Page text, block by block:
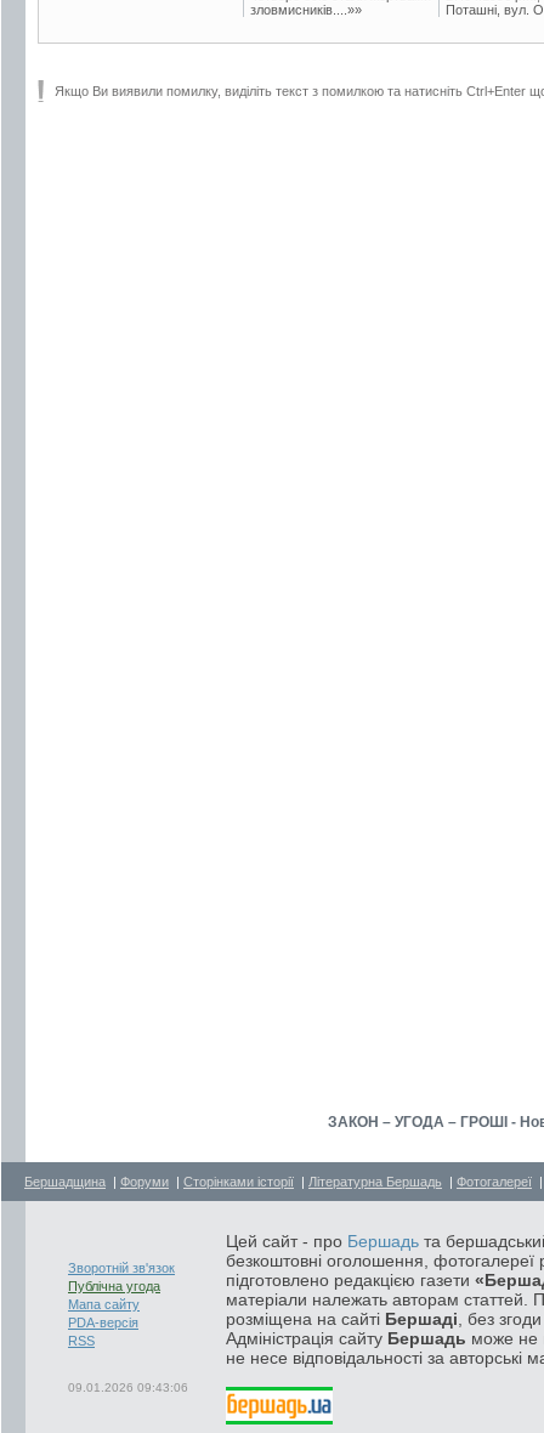
зловмисників....»»
Поташні, вул.
Якщо Ви виявили помилку, виділіть текст з помилкою та натисніть Ctrl+Enter
ЗАКОН – УГОДА – ГРОШІ -
Бершадщина | Форуми | Сторінками історії | Літературна Бершадь | Фотогалереї
Зворотній зв'язок
Публічна угода
Мапа сайту
PDA-версія
RSS
09.01.2026 09:43:06
Цей сайт - про Бершадь та
безкоштовні оголошення, фотогалереї
підготовлено редакцією газети
матеріали належать авторам статтей.
розміщена на сайті Бершаді , без
Адміністрація сайту Бершадь може не
не несе відповідальності за авторські